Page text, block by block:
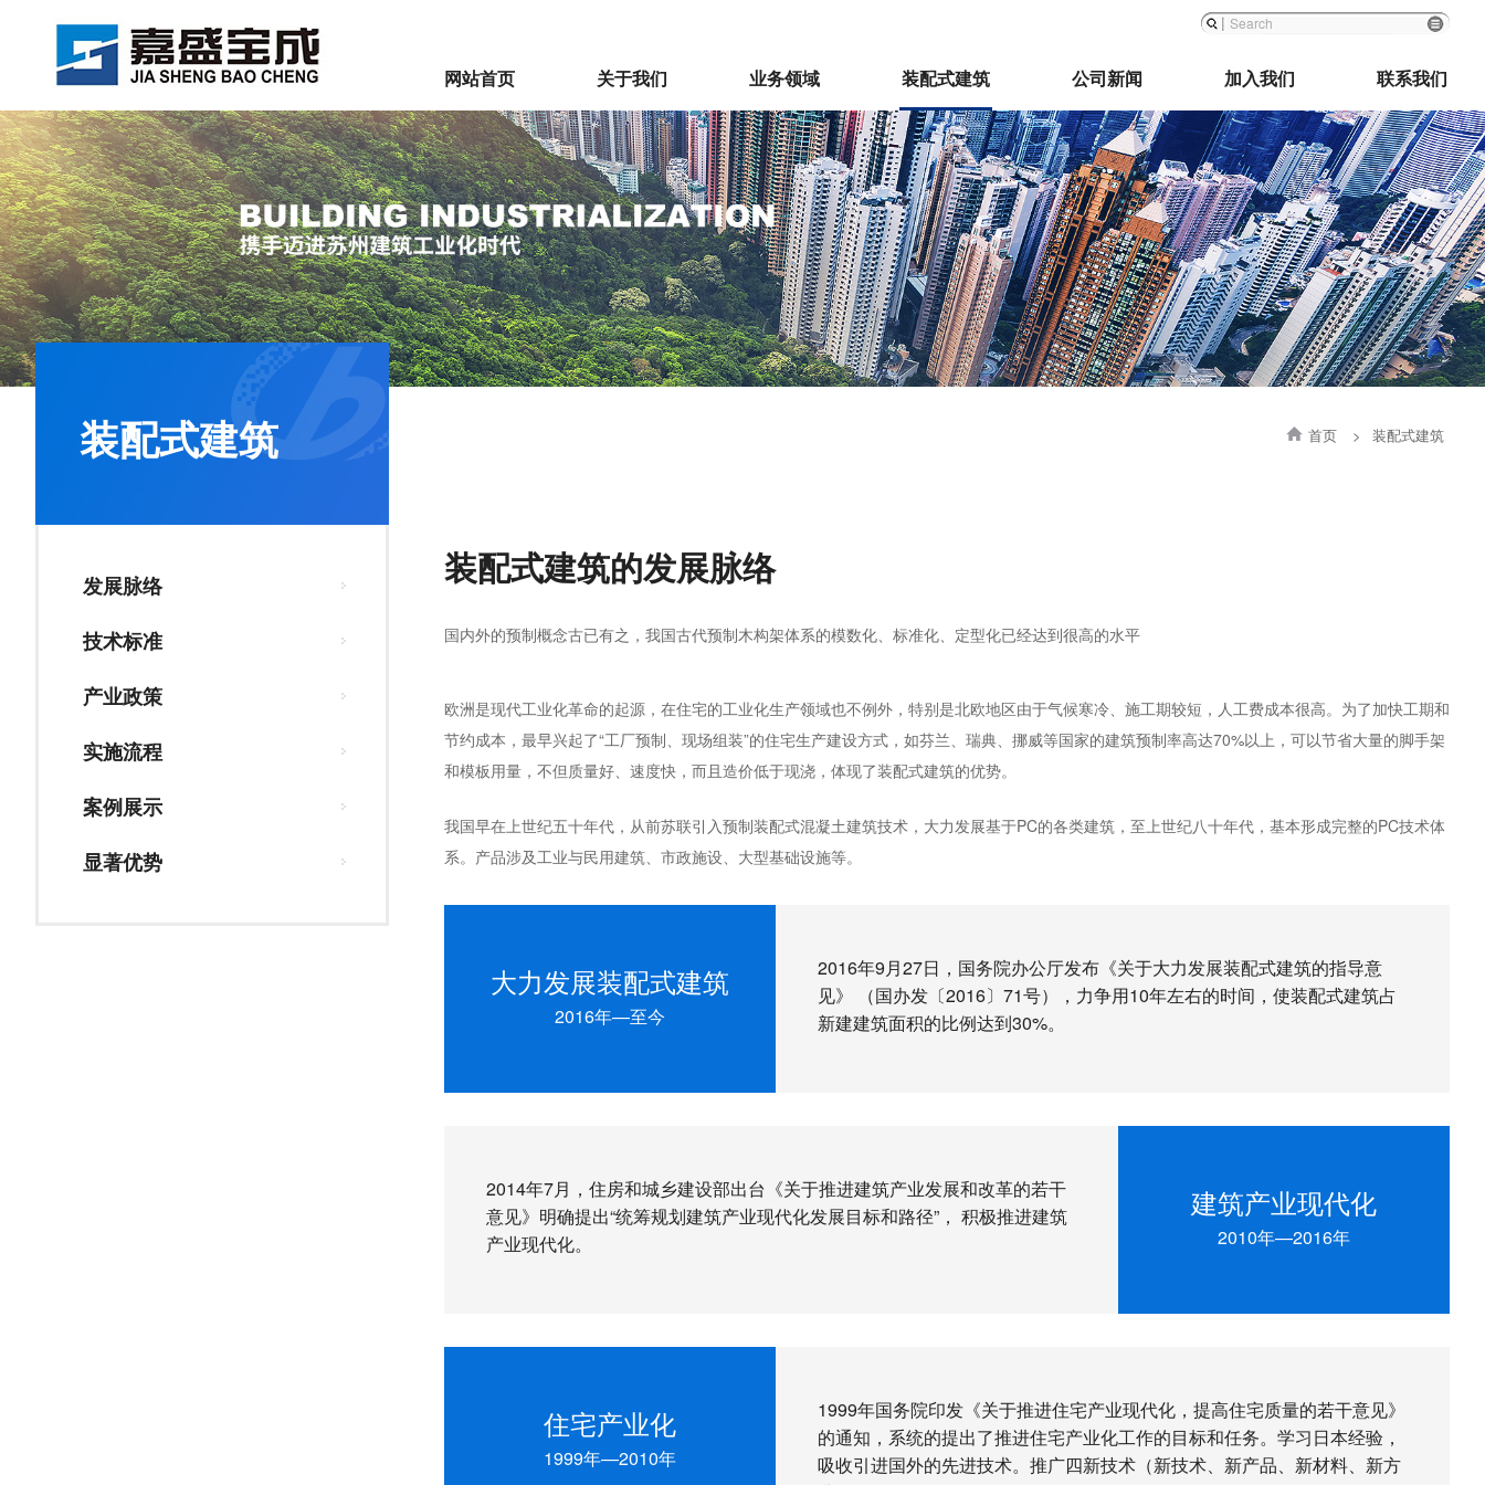
网站首页 关于我们 业务领域 装配式建筑 公司新闻 加入我们 联系我们
装配式建筑
发展脉络
技术标准
产业政策
实施流程
案例展示
显著优势
首页 > 装配式建筑
装配式建筑的发展脉络
国内外的预制概念古已有之，我国古代预制木构架体系的模数化、标准化、定型化已经达到很高的水平
欧洲是现代工业化革命的起源，在住宅的工业化生产领域也不例外，特别是北欧地区由于气候寒冷、施工期较短，人工费成本很高。为了加快工期和
节约成本，最早兴起了“工厂预制、现场组装”的住宅生产建设方式，如芬兰、瑞典、挪威等国家的建筑预制率高达70%以上，可以节省大量的脚手架
和模板用量，不但质量好、速度快，而且造价低于现浇，体现了装配式建筑的优势。
我国早在上世纪五十年代，从前苏联引入预制装配式混凝土建筑技术，大力发展基于PC的各类建筑，至上世纪八十年代，基本形成完整的PC技术体
系。产品涉及工业与民用建筑、市政施设、大型基础设施等。
大力发展装配式建筑
2016年—至今
2016年9月27日，国务院办公厅发布《关于大力发展装配式建筑的指导意
见》 （国办发〔2016〕71号），力争用10年左右的时间，使装配式建筑占
新建建筑面积的比例达到30%。
建筑产业现代化
2010年—2016年
2014年7月，住房和城乡建设部出台《关于推进建筑产业发展和改革的若干
意见》明确提出“统筹规划建筑产业现代化发展目标和路径”， 积极推进建筑
产业现代化。
住宅产业化
1999年—2010年
1999年国务院印发《关于推进住宅产业现代化，提高住宅质量的若干意见》
的通知，系统的提出了推进住宅产业化工作的目标和任务。学习日本经验，
吸收引进国外的先进技术。推广四新技术（新技术、新产品、新材料、新方